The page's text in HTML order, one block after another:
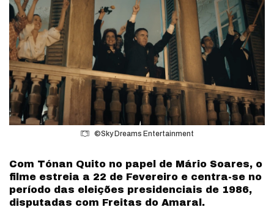
©Sky Dreams Entertainment
Com Tónan Quito no papel de Mário Soares, o
filme estreia a 22 de Fevereiro e centra-se no
período das eleições presidenciais de 1986,
disputadas com Freitas do Amaral.